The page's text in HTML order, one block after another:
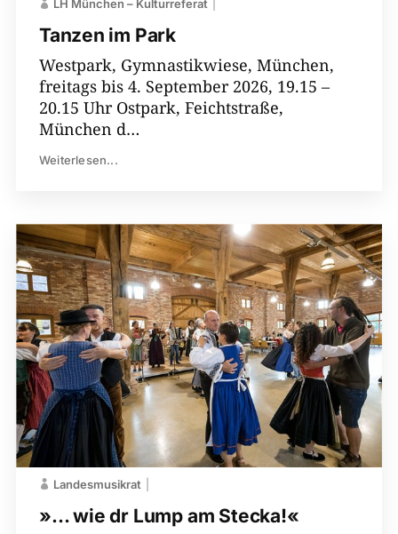
Tanzen im Park
LH ­München – Kulturreferat
Westpark, Gymnastikwiese, München,
freitags bis 4. September 2026, 19.15 –
20.15 Uhr Ostpark, Feichtstraße,
München d…
Weiterlesen...
»… wie dr Lump am Stecka!«
Landesmusikrat